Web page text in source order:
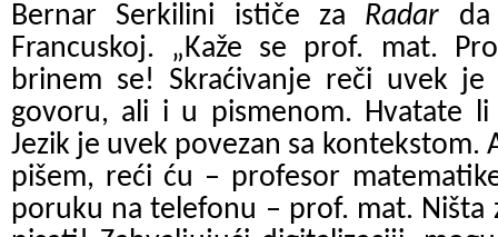
Bernar Serkilini ističe za Radar
Francuskoj. „Kaže se prof. mat.
brinem se! Skraćivanje reči uvek
govoru, ali i u pismenom. Hvatate li
Jezik je uvek povezan sa kontekstom.
pišem, reći ću – profesor
poruku na telefonu – prof. mat. Ništa